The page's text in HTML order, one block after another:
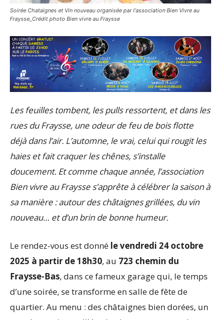
Soirée Chataignes et Vin nouveau organisée par l'association Bien Vivre au
Fraysse_Crédit photo Bien vivre au Fraysse
Les feuilles tombent, les pulls ressortent, et dans les
rues du Fraysse, une odeur de feu de bois flotte
déjà dans l’air. L’automne, le vrai, celui qui rougit les
haies et fait craquer les chênes, s’installe
doucement. Et comme chaque année, l’association
Bien vivre au Fraysse s’apprête à célébrer la saison à
sa manière : autour des châtaignes grillées, du vin
nouveau… et d’un brin de bonne humeur.
Le rendez-vous est donné le vendredi 24 octobre
2025 à partir de 18h30, au 723 chemin du
Fraysse-Bas, dans ce fameux garage qui, le temps
d’une soirée, se transforme en salle de fête de
quartier. Au menu : des châtaignes bien dorées, un